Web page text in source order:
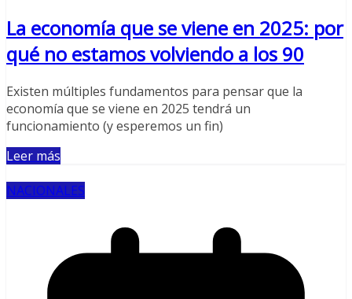
La economía que se viene en 2025: por
qué no estamos volviendo a los 90
Existen múltiples fundamentos para pensar que la
economía que se viene en 2025 tendrá un
funcionamiento (y esperemos un fin)
Leer más
NACIONALES